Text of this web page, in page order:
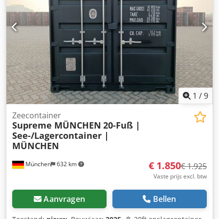
Speciaalprijzen mogelijk bij grotere aantallen 🚛 Levering
en lossing tegen meerprijs mogelijk 📍 Geef a.u.b. de
exacte postcode op voor levering en lossing Bij interesse
graag contact opnemen.
1 /9
München 632 km
Zeecontainer
Supreme MÜNCHEN 20-Fuß |
See-/Lagercontainer |
MÜNCHEN
€ 1.850€ 1.925
Vaste prijs excl. btw
Aanvragen Bellen